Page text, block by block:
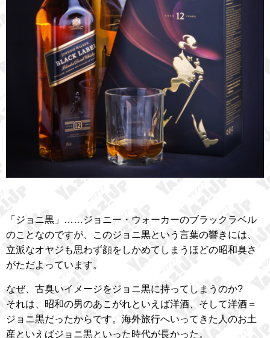
「ジョニ黒」……ジョニー・ウォーカーのブラックラベル
のことなのですが、このジョニ黒という言葉の響きには、
立派なオヤジも思わず顔をしかめてしまうほどの昭和臭さ
がただよっています。
なぜ、古臭いイメージをジョニ黒に持ってしまうのか?
それは、昭和の男のあこがれといえば洋酒、そして洋酒＝
ジョニ黒だったからです。海外旅行へいってきた人のお土
産といえばジョニ黒といった時代が長かった。